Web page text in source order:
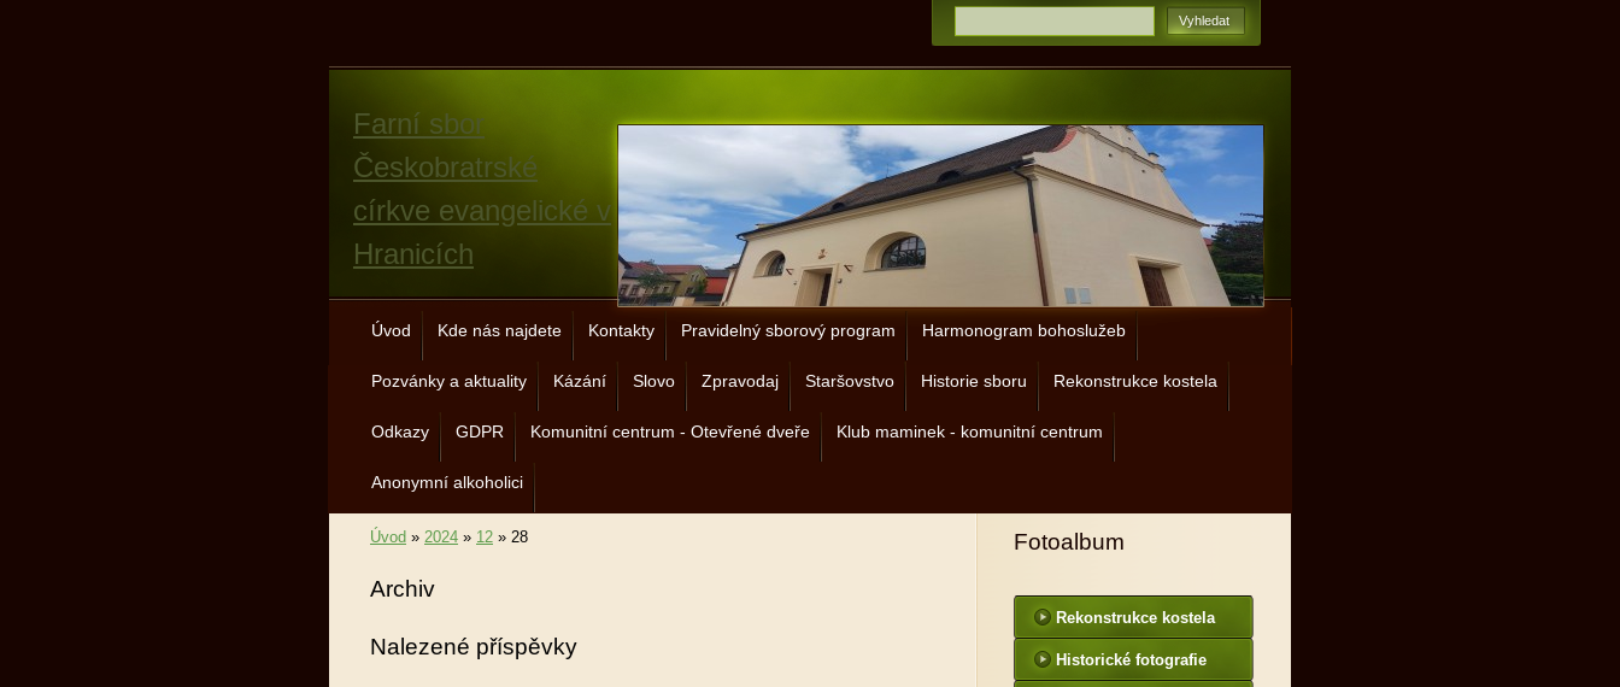
Farní sbor
Českobratrské
církve evangelické v
Hranicích
Úvod Kde nás najdete Kontakty Pravidelný sborový program Harmonogram bohoslužeb
Pozvánky a aktuality Kázání Slovo Zpravodaj Staršovstvo Historie sboru Rekonstrukce kostela
Odkazy GDPR Komunitní centrum - Otevřené dveře Klub maminek - komunitní centrum
Anonymní alkoholici
Úvod » 2024 » 12 » 28
Archiv
Nalezené příspěvky
Fotoalbum
Rekonstrukce kostela
Historické fotografie